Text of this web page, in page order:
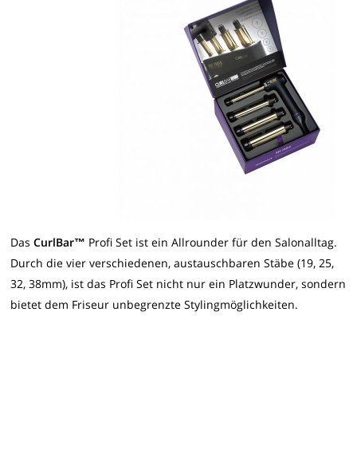
DasCurlBar™ Profi Set ist ein Allrounder für den Salonalltag.
Durch die vier verschiedenen, austauschbaren Stäbe (19, 25,
32, 38mm), ist das Profi Set nicht nur ein Platzwunder, sondern
bietet dem Friseur unbegrenzte Stylingmöglichkeiten.